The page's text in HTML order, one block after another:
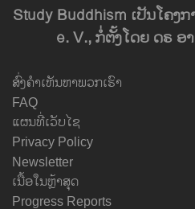
Study Buddhism ເປັນໂຄງ
e. V., ກໍ່ຕັ້ງໂດຍ ດຣ ອ
ສົ່ງຄຳເຫັນຫາພວກເຮົາ
FAQ
ແຜນທີ່ເວັບໄຊ
Privacy Policy
Newsletter
ເນື້ອໃນຫຼ້າສຸດ
Progress Reports